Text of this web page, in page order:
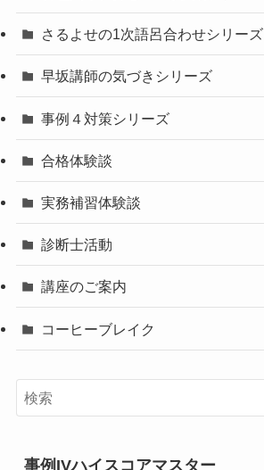
さるよせの1次語呂合わせシリーズ
早坂講師の気づきシリーズ
事例４対策シリーズ
合格体験談
実務補習体験談
診断士活動
講座のご案内
コーヒーブレイク
事例IVハイスコアマスター